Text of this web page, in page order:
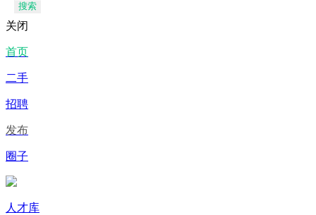
搜索
关闭
首页
二手
招聘
发布
圈子
人才库